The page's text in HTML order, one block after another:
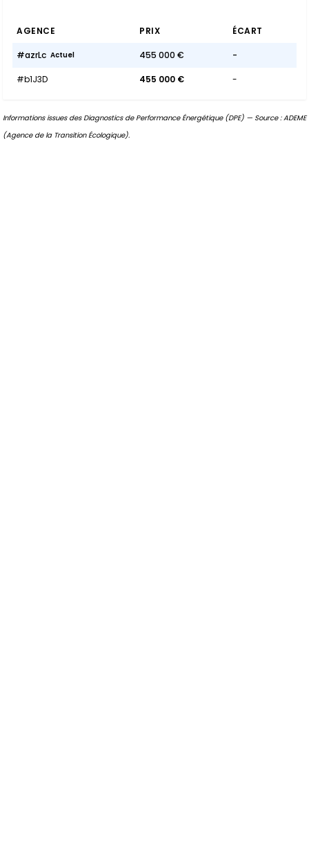
AGENCE PRIX ÉCART
#azrLc Actuel 455 000 € -
#b1J3D 455 000 € -
Informations issues des Diagnostics de Performance Énergétique (DPE) — Source : ADEME
(Agence de la Transition Écologique).